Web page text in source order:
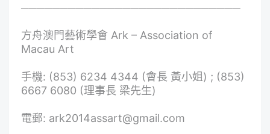
────────────────────────────
方舟澳門藝術學會 Ark – Association of
Macau Art
手機: (853) 6234 4344 (會長 黃小姐) ; (853)
6667 6080 (理事長 梁先生)
電郵: ark2014assart@gmail.com